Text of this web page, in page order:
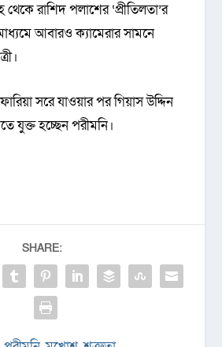
থেকে রাশিদ পলাশের ‘প্রীতিলতা’র
আবারও ক্যামেরার সামনে
সরে যাওয়ার পর গিয়াস উদ্দিন
যুক্ত হচ্ছেন পরীমনি।
SHARE: